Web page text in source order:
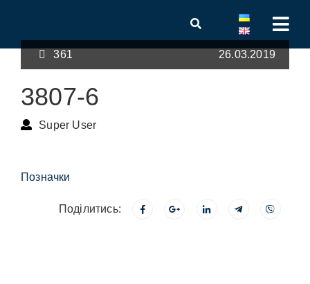
361 26.03.2019
3807-6
Super User
Позначки
Поділитись: